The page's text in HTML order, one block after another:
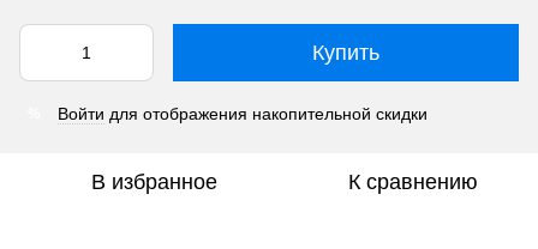
Купить
Войти для отображения накопительной скидки
В избранное К сравнению